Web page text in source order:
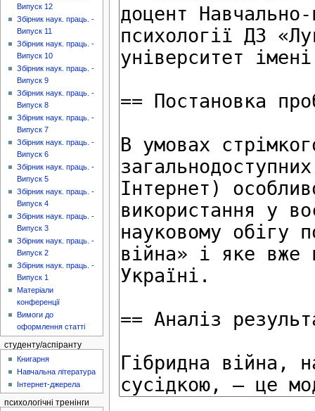
Випуск 12
Збірник наук. праць. -
Випуск 11
Збірник наук. праць. -
Випуск 10
Збірник наук. праць. -
Випуск 9
Збірник наук. праць. -
Випуск 8
Збірник наук. праць. -
Випуск 7
Збірник наук. праць. -
Випуск 6
Збірник наук. праць. -
Випуск 5
Збірник наук. праць. -
Випуск 4
Збірник наук. праць. -
Випуск 3
Збірник наук. праць. -
Випуск 2
Збірник наук. праць. -
Випуск 1
Матеріали
конференції
Вимоги до
оформлення статті
студенту/аспіранту
Книгарня
Навчальна література
Інтернет-джерела
психологічні тренінги